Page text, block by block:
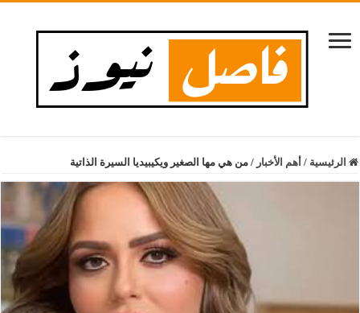
الرئيسية / أهم الأخبار / من هي مها الصغير ويكيبيديا السيرة الذاتية